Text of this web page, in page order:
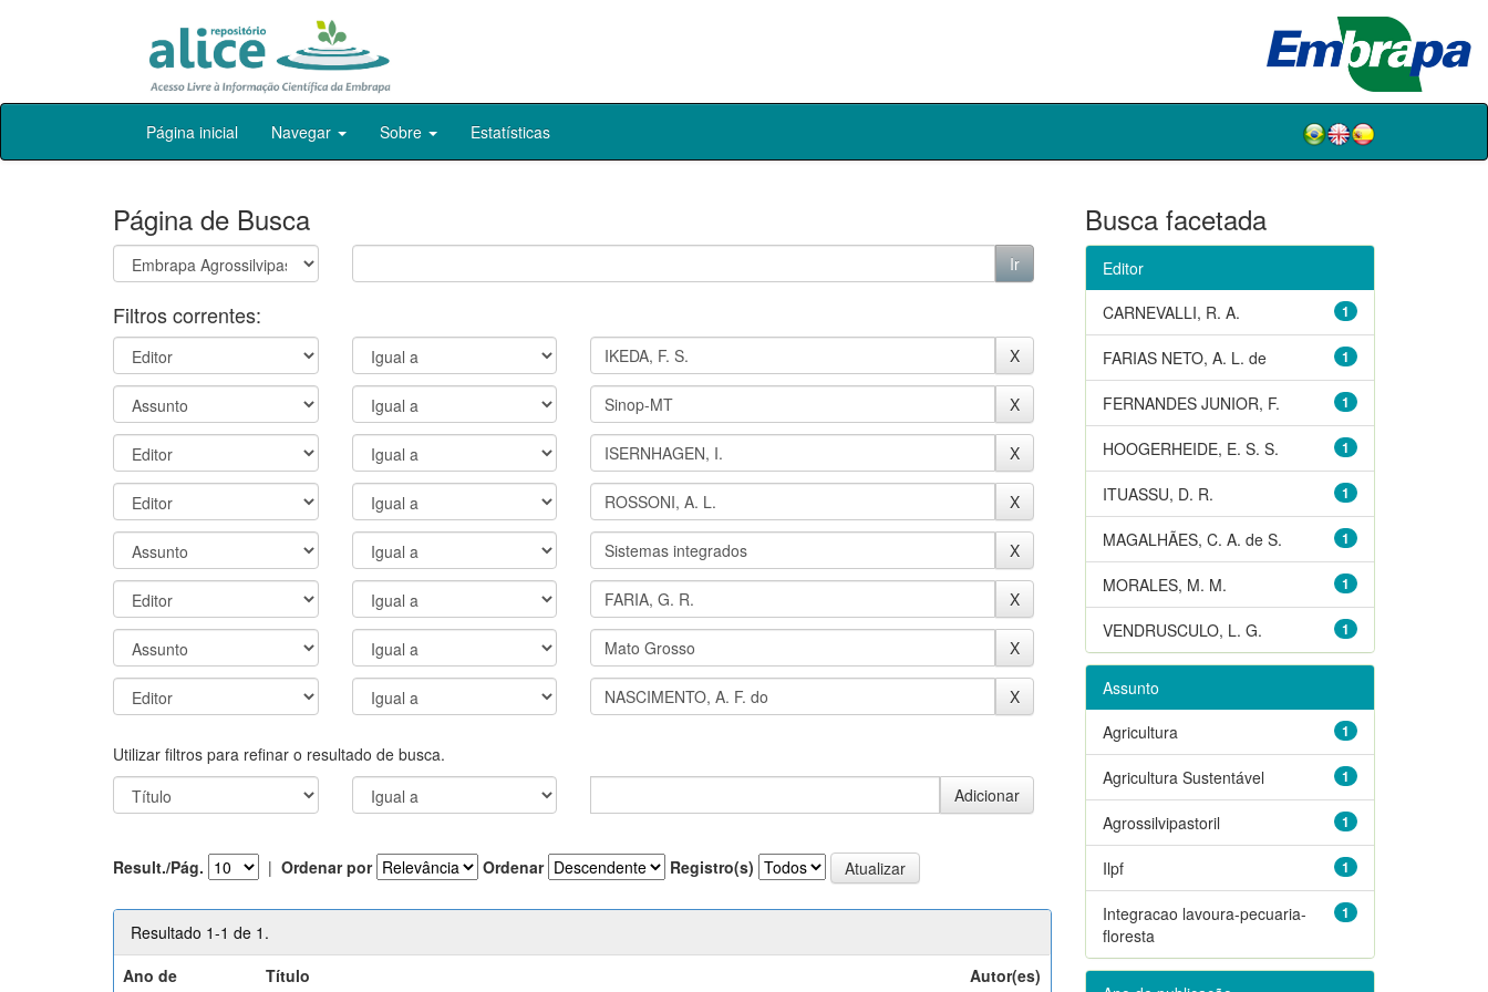
Skip
Página inicial Navegar Sobre Estatísticas
Página de Busca
Filtros correntes:
Utilizar filtros para refinar o resultado de busca.
Result./Pág. | Ordenar por Ordenar Registro(s)
Resultado 1-1 de 1.
Ano de
Título Autor(es)
Busca facetada
Editor
1
CARNEVALLI, R. A.
1
FARIAS NETO, A. L. de
1
FERNANDES JUNIOR, F.
1
HOOGERHEIDE, E. S. S.
1
ITUASSU, D. R.
1
MAGALHÃES, C. A. de S.
1
MORALES, M. M.
1
VENDRUSCULO, L. G.
Assunto
1
Agricultura
1
Agricultura Sustentável
1
Agrossilvipastoril
1
Ilpf
1
Integracao lavoura-pecuaria-
floresta